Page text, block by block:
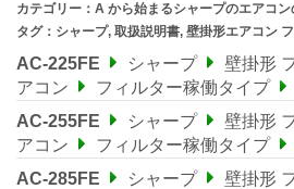
カテゴリー： A から始まるシャープのエアコン
タグ： シャープ, 取扱説明書, 壁掛形エアコン
AC-225FE シャープ
壁掛形
アコン
フィルター稼働タイプ
AC-255FE
シャープ
壁掛形
アコン
フィルター稼働タイプ
AC-285FE
シャープ
壁掛形